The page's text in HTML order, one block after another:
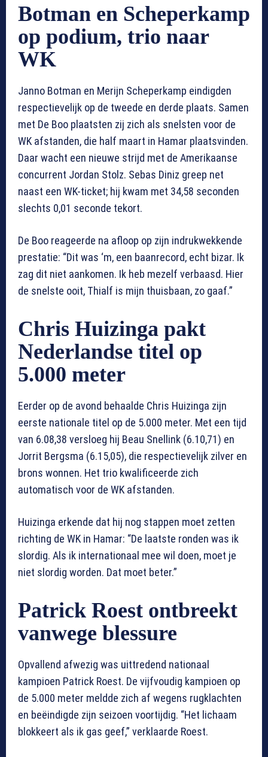
Botman en Scheperkamp
op podium, trio naar
WK
Janno Botman en Merijn Scheperkamp eindigden
respectievelijk op de tweede en derde plaats. Samen
met De Boo plaatsten zij zich als snelsten voor de
WK afstanden, die half maart in Hamar plaatsvinden.
Daar wacht een nieuwe strijd met de Amerikaanse
concurrent Jordan Stolz. Sebas Diniz greep net
naast een WK-ticket; hij kwam met 34,58 seconden
slechts 0,01 seconde tekort.
De Boo reageerde na afloop op zijn indrukwekkende
prestatie: “Dit was ‘m, een baanrecord, echt bizar. Ik
zag dit niet aankomen. Ik heb mezelf verbaasd. Hier
de snelste ooit, Thialf is mijn thuisbaan, zo gaaf.”
Chris Huizinga pakt
Nederlandse titel op
5.000 meter
Eerder op de avond behaalde Chris Huizinga zijn
eerste nationale titel op de 5.000 meter. Met een tijd
van 6.08,38 versloeg hij Beau Snellink (6.10,71) en
Jorrit Bergsma (6.15,05), die respectievelijk zilver en
brons wonnen. Het trio kwalificeerde zich
automatisch voor de WK afstanden.
Huizinga erkende dat hij nog stappen moet zetten
richting de WK in Hamar: “De laatste ronden was ik
slordig. Als ik internationaal mee wil doen, moet je
niet slordig worden. Dat moet beter.”
Patrick Roest ontbreekt
vanwege blessure
Opvallend afwezig was uittredend nationaal
kampioen Patrick Roest. De vijfvoudig kampioen op
de 5.000 meter meldde zich af wegens rugklachten
en beëindigde zijn seizoen voortijdig. “Het lichaam
blokkeert als ik gas geef,” verklaarde Roest.